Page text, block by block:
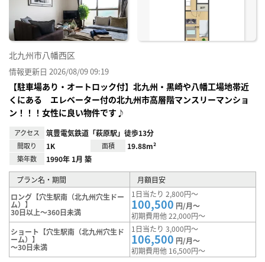
北九州市八幡西区
情報更新日 2026/08/09 09:19
【駐車場あり・オートロック付】北九州・黒崎や八幡工場地帯近
くにある エレベーター付の北九州市高層階マンスリーマンショ
ン！！！女性に良い物件です♪
アクセス 筑豊電気鉄道「萩原駅」徒歩13分
間取り 1K 面積 19.88m²
築年数 1990年 1月 築
プラン名・期間
月額目安
ロング【穴生駅南（北九州穴生ドー
ム）】
30日以上～360日未満
1日当たり 2,800円～
100,500 円/月～
初期費用他 22,000円～
ショート【穴生駅南（北九州穴生ド
ーム）】
～30日未満
1日当たり 3,000円～
106,500 円/月～
初期費用他 16,500円～